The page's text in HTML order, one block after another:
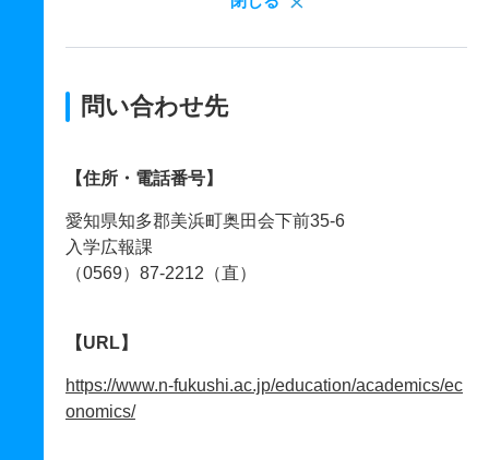
問い合わせ先
【住所・電話番号】
愛知県知多郡美浜町奥田会下前35-6
入学広報課
（0569）87-2212（直）
【URL】
https://www.n-fukushi.ac.jp/education/academics/ec
onomics/